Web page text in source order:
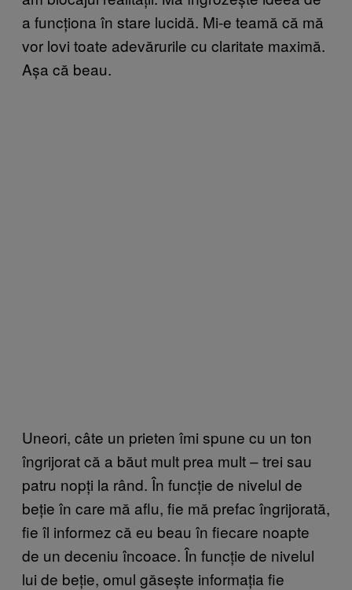
a funcționa în stare lucidă. Mi-e teamă că mă
vor lovi toate adevărurile cu claritate maximă.
Așa că beau.
Uneori, câte un prieten îmi spune cu un ton
îngrijorat că a băut mult prea mult – trei sau
patru nopți la rând. În funcție de nivelul de
beție în care mă aflu, fie mă prefac îngrijorată,
fie îl informez că eu beau în fiecare noapte
de un deceniu încoace. În funcție de nivelul
lui de beție, omul găsește informația fie